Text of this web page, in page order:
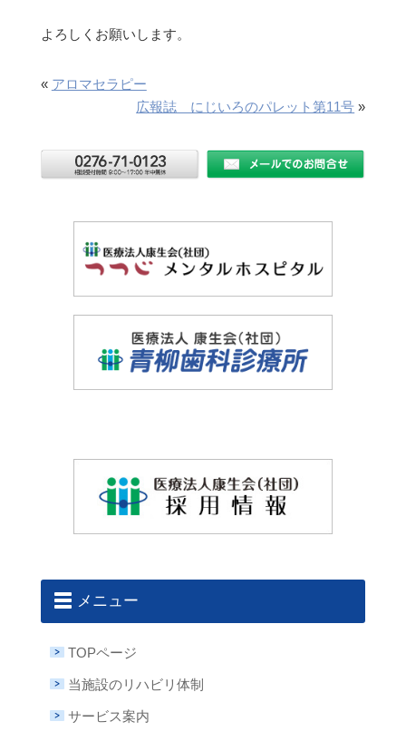
よろしくお願いします。
« アロマセラピー
広報誌 にじいろのパレット第11号 »
メニュー
TOPページ
当施設のリハビリ体制
サービス案内